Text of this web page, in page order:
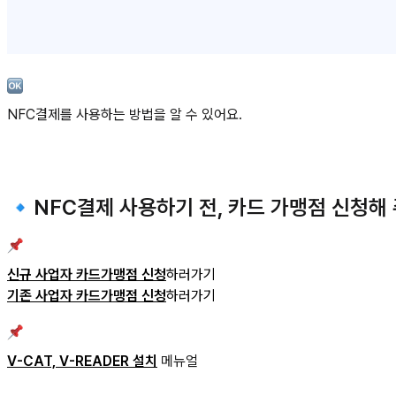
NFC결제를 사용하는 방법을 알 수 있어요.
🔹NFC결제 사용하기 전, 카드 가맹점 신청해
신규 사업자 카드가맹점 신청하러가기
기존 사업자 카드가맹점 신청하러가기
V-CAT, V-READER 설치 메뉴얼